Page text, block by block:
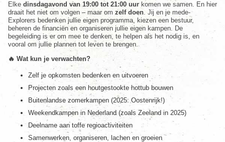
Elke dinsdagavond van 19:00 tot 21:00 uur komen we samen. En hier
draait het niet om volgen – maar om zelf doen. Jij en je mede-
Explorers bedenken jullie eigen programma, kiezen een bestuur,
beheren de financiën en organiseren jullie eigen kampen. De
begeleiding is er om mee te denken, te helpen als het nodig is, en
vooral om jullie plannen tot leven te brengen.
🔥 Wat kun je verwachten?
Zelf je opkomsten bedenken en uitvoeren
Projecten zoals een houtgestookte hottub bouwen
Buitenlandse zomerkampen (2025: Oostenrijk!)
Weekendkampen in Nederland (zoals Zeeland in 2025)
Deelname aan toffe regioactiviteiten
Samenwerken, organiseren, lachen en groeien